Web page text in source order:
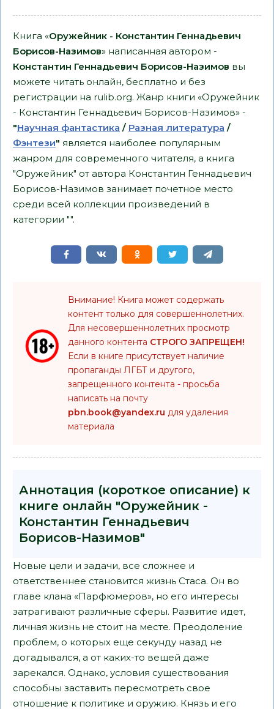
Книга «Оружейник - Константин Геннадьевич
Борисов-Назимов» написанная автором -
Константин Геннадьевич Борисов-Назимов вы
можете читать онлайн, бесплатно и без
регистрации на rulib.org. Жанр книги «Оружейник
- Константин Геннадьевич Борисов-Назимов» -
"Научная фантастика / Разная литература /
Фэнтези" является наиболее популярным
жанром для современного читателя, а книга
"Оружейник" от автора Константин Геннадьевич
Борисов-Назимов занимает почетное место
среди всей коллекции произведений в
категории "".
Внимание! Книга может содержать
контент только для совершеннолетних.
Для несовершеннолетних просмотр
данного контента СТРОГО ЗАПРЕЩЕН!
Если в книге присутствует наличие
пропаганды ЛГБТ и другого,
запрещенного контента - просьба
написать на почту
pbn.book@yandex.ru для удаления
материала
Аннотация (короткое описание) к
книге онлайн "Оружейник -
Константин Геннадьевич
Борисов-Назимов"
Новые цели и задачи, все сложнее и
ответственнее становится жизнь Стаса. Он во
главе клана «Парфюмеров», но его интересы
затрагивают различные сферы. Развитие идет,
личная жизнь не стоит на месте. Преодоление
проблем, о которых еще секунду назад не
догадывался, а от каких-то вещей даже
зарекался. Однако, условия существования
способны заставить пересмотреть свое
отношение к политике и оружию. Князь и его